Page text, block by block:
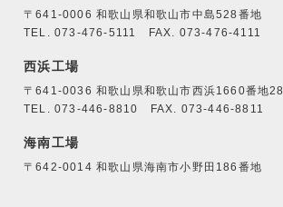
〒641-0006 和歌山県和歌山市中島528番地
TEL. 073-476-5111 FAX. 073-476-4111
西浜工場
〒641-0036 和歌山県和歌山市西浜1660番地28
TEL. 073-446-8810 FAX. 073-446-8811
海南工場
〒642-0014 和歌山県海南市小野田186番地